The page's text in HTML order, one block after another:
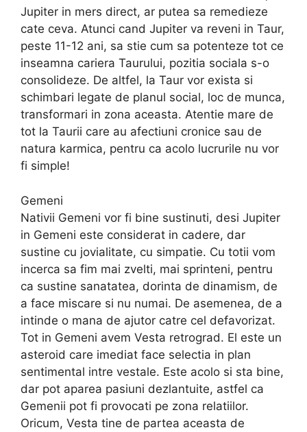
Jupiter in mers direct, ar putea sa remedieze
cate ceva. Atunci cand Jupiter va reveni in Taur,
peste 11-12 ani, sa stie cum sa potenteze tot ce
inseamna cariera Taurului, pozitia sociala s-o
consolideze. De altfel, la Taur vor exista si
schimbari legate de planul social, loc de munca,
transformari in zona aceasta. Atentie mare de
tot la Taurii care au afectiuni cronice sau de
natura karmica, pentru ca acolo lucrurile nu vor
fi simple!
Gemeni
Nativii Gemeni vor fi bine sustinuti, desi Jupiter
in Gemeni este considerat in cadere, dar
sustine cu jovialitate, cu simpatie. Cu totii vom
incerca sa fim mai zvelti, mai sprinteni, pentru
ca sustine sanatatea, dorinta de dinamism, de
a face miscare si nu numai. De asemenea, de a
intinde o mana de ajutor catre cel defavorizat.
Tot in Gemeni avem Vesta retrograd. El este un
asteroid care imediat face selectia in plan
sentimental intre vestale. Este acolo si sta bine,
dar pot aparea pasiuni dezlantuite, astfel ca
Gemenii pot fi provocati pe zona relatiilor.
Oricum, Vesta tine de partea aceasta de